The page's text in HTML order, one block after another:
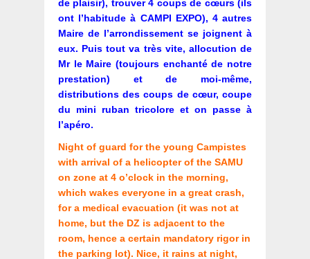
de plaisir), trouver 4 coups de cœurs (ils
ont l’habitude à CAMPI EXPO), 4 autres
Maire de l’arrondissement se joignent à
eux. Puis tout va très vite, allocution de
Mr le Maire (toujours enchanté de notre
prestation) et de moi-même,
distributions des coups de cœur, coupe
du mini ruban tricolore et on passe à
l’apéro.
Night of guard for the young Campistes
with arrival of a helicopter of the SAMU
on zone at 4 o’clock in the morning,
which wakes everyone in a great crash,
for a medical evacuation (it was not at
home, but the DZ is adjacent to the
room, hence a certain mandatory rigor in
the parking lot). Nice, it rains at night,